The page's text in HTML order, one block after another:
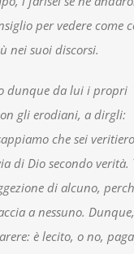
per vedere come
nei suoi discorsi.
dunque da lui i propri
gli erodiani, a dirgli:
che sei
di Dio secondo verità.
di alcuno,
a nessuno.
è lecito, o no,